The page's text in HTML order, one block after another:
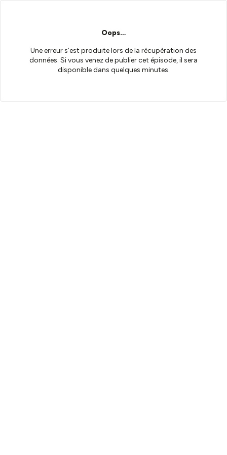
Oops…
Une erreur s’est produite lors de la récupération des
données. Si vous venez de publier cet épisode, il sera
disponible dans quelques minutes.